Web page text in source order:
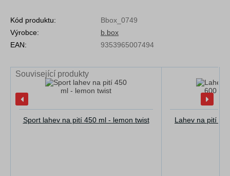
Kód produktu:
Bbox_0749
Výrobce:
b.box
EAN:
9353965007494
Související produkty
Sport lahev na pití 450 ml - lemon twist
Lahev na pití s